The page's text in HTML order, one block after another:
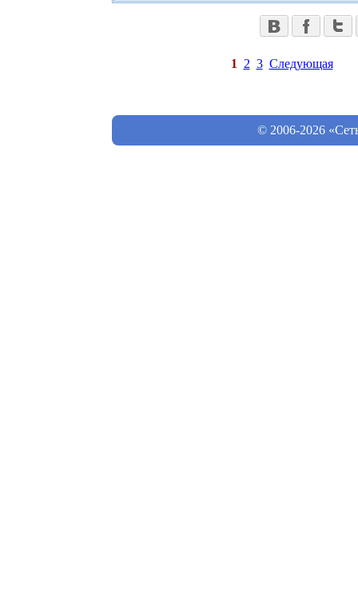
1 2 3 Следующая
© 2006-2026